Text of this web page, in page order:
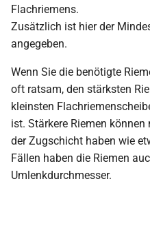
Flachriemens.
Zusätzlich ist hier der
angegeben.
Wenn Sie die benötigte
oft ratsam, den stärksten
kleinsten
ist. Stärkere Riemen
der Zugschicht haben wie
Fällen haben die Riemen
Umlenkdurchmesser.